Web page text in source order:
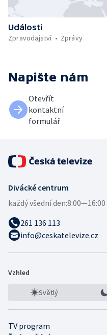
Události
Zpravodajství
Zprávy
Napište nám
Otevřít
kontaktní
formulář
Divácké centrum
každý všední den:
261 136 113
info@ceskatelevize.cz
Vzhled
Světlý
TV program